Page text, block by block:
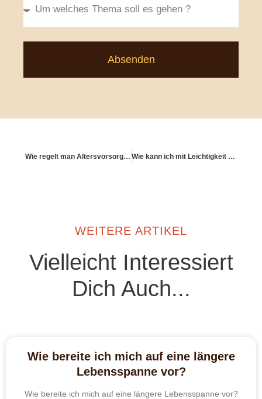
Absenden
Wie regelt man Altersvorsorge in modernen Beziehungsmodellen? Wie kann ich mit Leichtigkeit vorsorgen statt mit Zwang?
WEITERE ARTIKEL
Vielleicht Interessiert
Dich Auch...
Wie bereite ich mich auf eine längere
Lebensspanne vor?
Wie bereite ich mich auf eine längere Lebensspanne vor?